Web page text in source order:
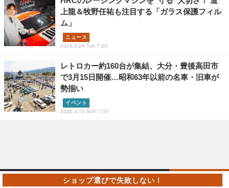
上龍＆牧野任祐も注目する「ガラス保護フィル
ム」
ニュース
2026.3.24 Tue 7:00
レトロカー約160台が集結、大分・豊後高田市
で3月15日開催…昭和63年以前の名車・旧車が
勢揃い
イベント
2026.3.15 Sun 7:00